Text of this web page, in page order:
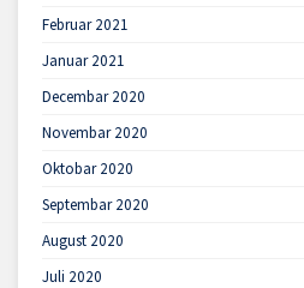
Februar 2021
Januar 2021
Decembar 2020
Novembar 2020
Oktobar 2020
Septembar 2020
August 2020
Juli 2020